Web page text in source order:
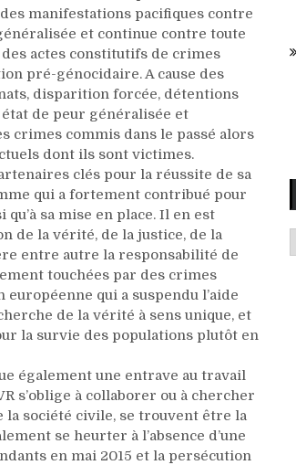
sens
unique
manifestations pacifiques contre
et continue contre toute
actes constitutifs de crimes
pré-génocidaire. A cause des
disparition forcée, détentions
de peur généralisée et
crimes commis dans le passé alors
dont ils sont victimes.
clés pour la réussite de sa
qui a fortement contribué pour
sa mise en place. Il en est
de la vérité, de la justice, de la
entre autre la responsabilité de
touchées par des crimes
qui a suspendu l’aide
de la vérité à sens unique, et
la survie des populations plutôt en
également une entrave au travail
s’oblige à collaborer ou à chercher
la société civile, se trouvent être la
se heurter à l’absence d’une
en mai 2015 et la persécution